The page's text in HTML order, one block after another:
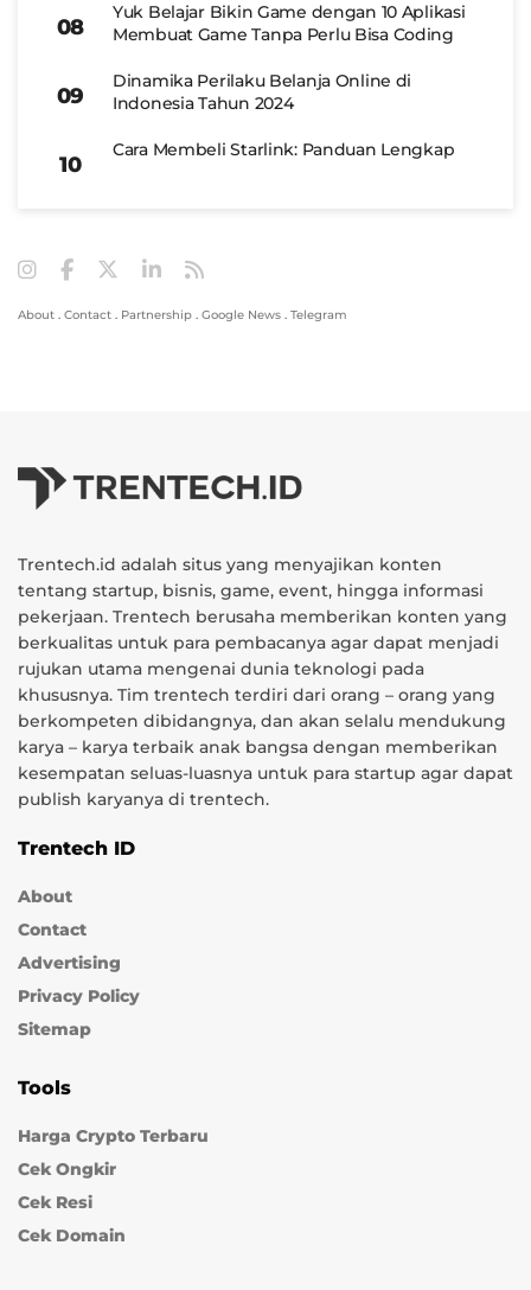
Yuk Belajar Bikin Game dengan 10 Aplikasi
Membuat Game Tanpa Perlu Bisa Coding
Dinamika Perilaku Belanja Online di
Indonesia Tahun 2024
Cara Membeli Starlink: Panduan Lengkap
About . Contact . Partnership . Google News . Telegram
Trentech.id adalah situs yang menyajikan konten
tentang startup, bisnis, game, event, hingga informasi
pekerjaan. Trentech berusaha memberikan konten yang
berkualitas untuk para pembacanya agar dapat menjadi
rujukan utama mengenai dunia teknologi pada
khususnya. Tim trentech terdiri dari orang – orang yang
berkompeten dibidangnya, dan akan selalu mendukung
karya – karya terbaik anak bangsa dengan memberikan
kesempatan seluas-luasnya untuk para startup agar dapat
publish karyanya di trentech.
Trentech ID
About
Contact
Advertising
Privacy Policy
Sitemap
Tools
Harga Crypto Terbaru
Cek Ongkir
Cek Resi
Cek Domain